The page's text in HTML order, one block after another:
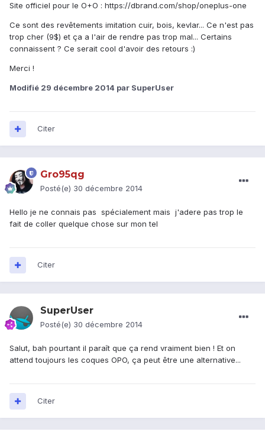
Site officiel pour le O+O : https://dbrand.com/shop/oneplus-one
Ce sont des revêtements imitation cuir, bois, kevlar... Ce n'est pas
trop cher (9$) et ça a l'air de rendre pas trop mal... Certains
connaissent ? Ce serait cool d'avoir des retours :)
Merci !
Modifié 29 décembre 2014 par SuperUser
Citer
Gro95qg
Posté(e) 30 décembre 2014
Hello je ne connais pas spécialement mais j'adere pas trop le
fait de coller quelque chose sur mon tel
Citer
SuperUser
Posté(e) 30 décembre 2014
Salut, bah pourtant il paraît que ça rend vraiment bien ! Et on
attend toujours les coques OPO, ça peut être une alternative...
Citer